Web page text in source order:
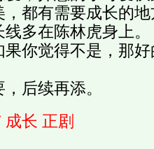
都有需要成长的
多在陈林虎身上。
你觉得不是，那
后续再添。
成长 正剧